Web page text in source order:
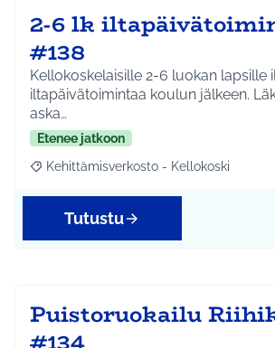
2-6 lk
#138
Kellokoskelaisille 2-6 luokan lapsille
iltapäivätoimintaa koulun jälkeen.
aska…
Etenee jatkoon
Rajaa tulokset aihepiirin mukaan:
Kehittämisverkosto - Kellokoski
Tutustu
Puistoruokailu